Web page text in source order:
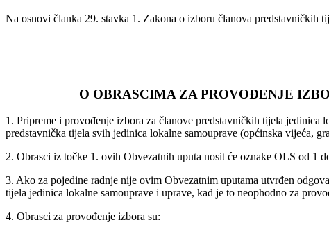
Na osnovi članka 29. stavka 1. Zakona o izboru članova
O OBRASCIMA ZA PROVOĐENJE
1. Pripreme i provođenje izbora za članove predstavničkih tijela
predstavnička tijela svih jedinica lokalne samouprave (općinska vijeća,
2. Obrasci iz točke 1. ovih Obvezatnih uputa nosit će oznake OLS od 1
3. Ako za pojedine radnje nije ovim Obvezatnim uputama utvrđen
tijela jedinica lokalne samouprave i uprave, kad je to neophodno za
4. Obrasci za provođenje izbora su: